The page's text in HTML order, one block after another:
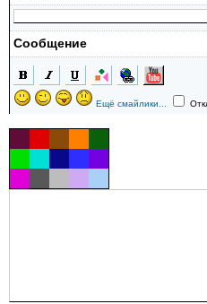
Сообщение
Ещё смайлики...